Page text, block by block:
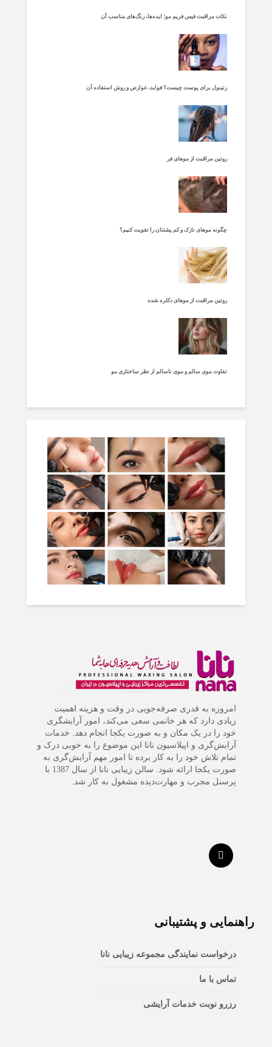
نکات مراقبت فیس فریم مو؛ ایده‌ها، رنگ‌های مناسب آن
رتینول برای پوست چیست؟ فواید، عوارض و روش استفاده آن
روتین مراقبت از موهای فر
چگونه موهای نازک و کم پشتتان را تقویت کنیم؟
روتین مراقبت از موهای دکلره شده
تفاوت موی سالم و موی ناسالم از نظر ساختاری مو
امروزه به قدری صرفه‌جویی در وقت و هزینه اهمیت
زیادی دارد که هر خانمی سعی می‌کند، امور آرایشگری
خود را در یک مکان و به صورت یکجا انجام دهد. خدمات
آرایش‌گری و اپیلاسیون نانا این موضوع را به خوبی درک و
تمام تلاش خود را به کار برده تا امور مهم آرایش‌گری به
صورت یکجا ارائه شود. سالن زیبایی نانا از سال 1387 با
پرسنل مجرب و مهارت‌دیده مشغول به کار شد.
راهنمایی و پشتیبانی
درخواست نمایندگی مجموعه زیبایی نانا
تماس با ما
رزرو نوبت خدمات آرایشی